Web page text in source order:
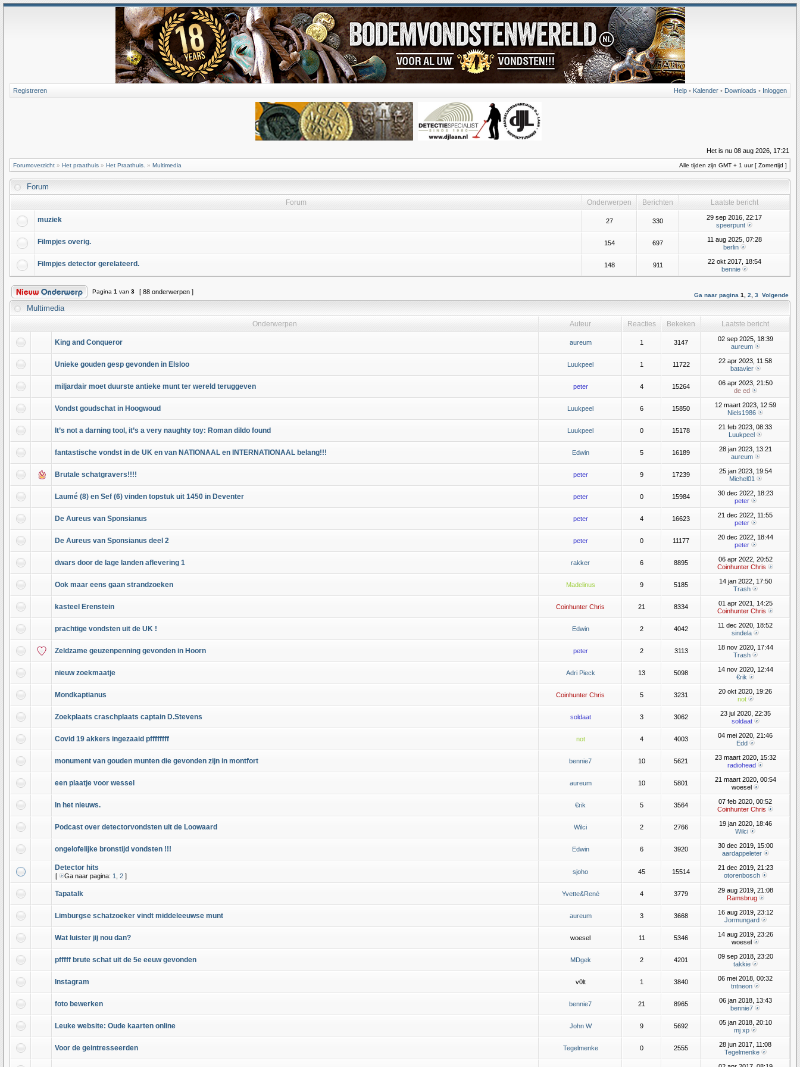
Help • Kalender • Downloads • Inloggen
Registreren
Het is nu 08 aug 2026, 17:21
Forumoverzicht » Het praathuis » Het Praathuis. » Multimedia Alle tijden zijn GMT + 1 uur [ Zomertijd ]
Forum
Forum Onderwerpen Berichten Laatste bericht
muziek 27 330
29 sep 2016, 22:17
speerpunt
Filmpjes overig. 154 697
11 aug 2025, 07:28
berlin
Filmpjes detector gerelateerd. 148 911
22 okt 2017, 18:54
bennie
Pagina 1 van 3 [ 88 onderwerpen ] Ga naar pagina 1 2 3 Volgende
Multimedia
Onderwerpen Auteur Reacties Bekeken Laatste bericht
King and Conqueror aureum 1 3147
02 sep 2025, 18:39
aureum
Unieke gouden gesp gevonden in Elsloo Luukpeel 1 11722
22 apr 2023, 11:58
batavier
miljardair moet duurste antieke munt ter wereld teruggeven peter 4 15264
06 apr 2023, 21:50
de ed
Vondst goudschat in Hoogwoud Luukpeel 6 15850
12 maart 2023, 12:59
Niels1986
It’s not a darning tool, it’s a very naughty toy: Roman dildo found Luukpeel 0 15178
21 feb 2023, 08:33
Luukpeel
fantastische vondst in de UK en van NATIONAAL en INTERNATIONAAL belang!!! Edwin 5 16189
28 jan 2023, 13:21
aureum
Brutale schatgravers!!!! peter 9 17239
25 jan 2023, 19:54
Michel01
Laumé (8) en Sef (6) vinden topstuk uit 1450 in Deventer peter 0 15984
30 dec 2022, 18:23
peter
De Aureus van Sponsianus peter 4 16623
21 dec 2022, 11:55
peter
De Aureus van Sponsianus deel 2 peter 0 11177
20 dec 2022, 18:44
peter
dwars door de lage landen aflevering 1 rakker 6 8895
06 apr 2022, 20:52
Coinhunter Chris
Ook maar eens gaan strandzoeken Madelinus 9 5185
14 jan 2022, 17:50
Trash
kasteel Erenstein Coinhunter Chris 21 8334
01 apr 2021, 14:25
Coinhunter Chris
prachtige vondsten uit de UK ! Edwin 2 4042
11 dec 2020, 18:52
sindela
Zeldzame geuzenpenning gevonden in Hoorn peter 2 3113
18 nov 2020, 17:44
Trash
nieuw zoekmaatje Adri Pieck 13 5098
14 nov 2020, 12:44
€rik
Mondkaptianus Coinhunter Chris 5 3231
20 okt 2020, 19:26
not
Zoekplaats craschplaats captain D.Stevens soldaat 3 3062
23 jul 2020, 22:35
soldaat
Covid 19 akkers ingezaaid pffffffff not 4 4003
04 mei 2020, 21:46
Edd
monument van gouden munten die gevonden zijn in montfort bennie7 10 5621
23 maart 2020, 15:32
radiohead
een plaatje voor wessel aureum 10 5801
21 maart 2020, 00:54
woesel
In het nieuws. €rik 5 3564
07 feb 2020, 00:52
Coinhunter Chris
Podcast over detectorvondsten uit de Loowaard Wilci 2 2766
19 jan 2020, 18:46
Wilci
ongelofelijke bronstijd vondsten !!! Edwin 6 3920
30 dec 2019, 15:00
aardappeleter
Detector hits
[ Ga naar pagina: 1 2 ]
sjoho 45 15514
21 dec 2019, 21:23
otorenbosch
Tapatalk Yvette&René 4 3779
29 aug 2019, 21:08
Ramsbrug
Limburgse schatzoeker vindt middeleeuwse munt aureum 3 3668
16 aug 2019, 23:12
Jormungard
Wat luister jij nou dan? woesel 11 5346
14 aug 2019, 23:26
woesel
pfffff brute schat uit de 5e eeuw gevonden MDgek 2 4201
09 sep 2018, 23:20
takkie
Instagram v0lt 1 3840
06 mei 2018, 00:32
tntneon
foto bewerken bennie7 21 8965
06 jan 2018, 13:43
bennie7
Leuke website: Oude kaarten online John W 9 5692
05 jan 2018, 20:10
mj xp
Voor de geintresseerden Tegelmenke 0 2555
28 jun 2017, 11:08
Tegelmenke